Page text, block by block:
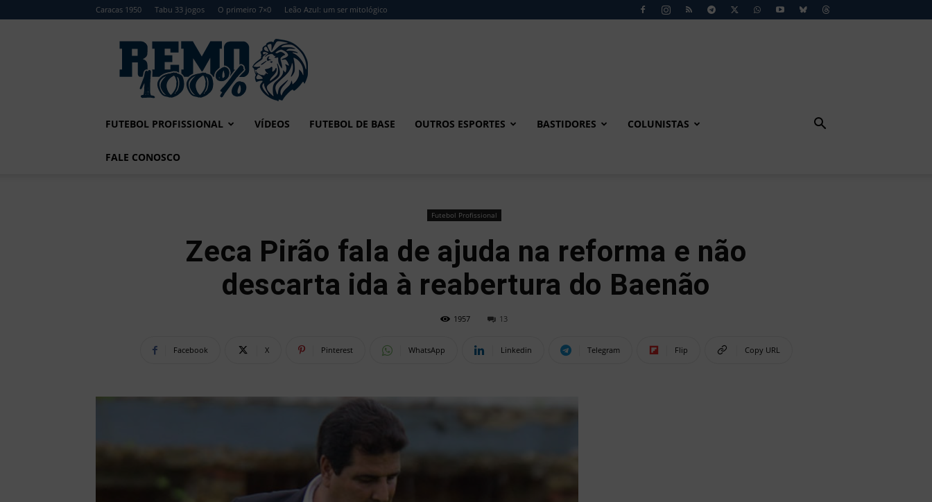
Caracas 1950 Tabu 33 jogos O primeiro 7×0 Leão Azul: um ser mitológico
Remo
FUTEBOL PROFISSIONAL VÍDEOS FUTEBOL DE BASE OUTROS ESPORTES BASTIDORES COLUNISTAS
FALE CONOSCO
Futebol Profissional
Zeca Pirão fala de ajuda na reforma e não
descarta ida à reabertura do Baenão
1957 13
Facebook X Pinterest WhatsApp Linkedin Telegram Flip Copy URL